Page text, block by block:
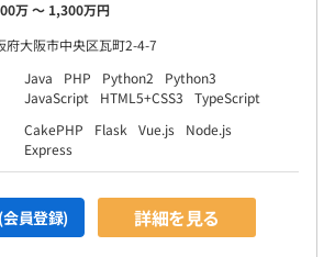
シャリストとしてのキャリアとマネジ
キャリアの2パターンが用意されてい
4分の1を占めております。
万 〜 1,300万円
府大阪市中央区瓦町2-4-7
Java PHP Python2
Python3
JavaScript
HTML5+CSS3
TypeScript
CakePHP Flask Vue.js
Node.js
Express
員登録) 詳細を見る